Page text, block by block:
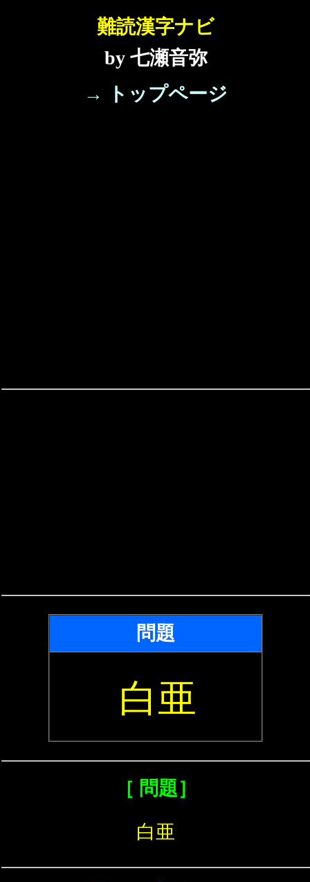
難読漢字ナビ
by 七瀬音弥
→ トップページ
問題
白亜
［ 問題］
白亜